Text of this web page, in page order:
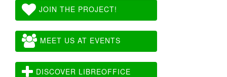
JOIN THE PROJECT!
MEET US AT EVENTS
DISCOVER LIBREOFFICE